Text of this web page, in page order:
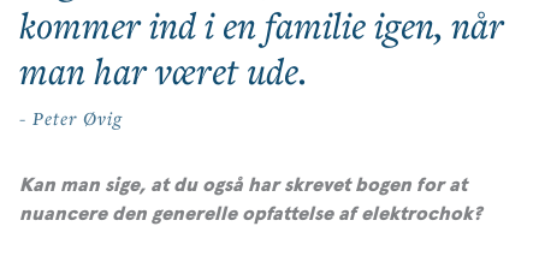
kommer ind i en familie igen, når
man har været ude.
- Peter Øvig
Kan man sige, at du også har skrevet bogen for at
nuancere den generelle opfattelse af elektrochok?